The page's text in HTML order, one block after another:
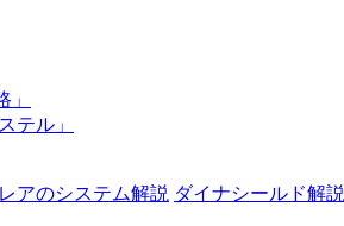
テル」
アのシステム解説 ダイナシールド解説